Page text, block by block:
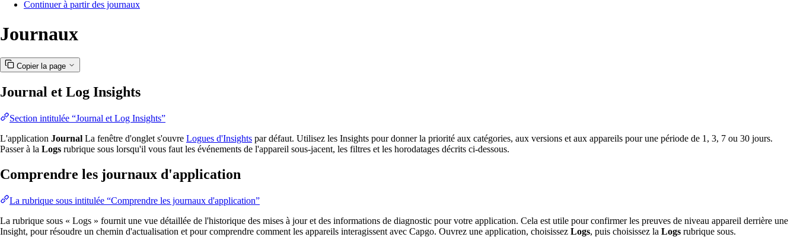
Continuer à partir des journaux
Journaux
Copier la page
Journal et Log Insights
Section intitulée “Journal et Log Insights”
L'application Journal La fenêtre d'onglet s'ouvre Logues d'Insights par défaut. Utilisez les Insights pour donner la priorité aux catégories, aux versions et aux appareils pour une période de 1, 3, 7 ou 30 jours.
Passer à la Logs rubrique sous lorsqu'il vous faut les événements de l'appareil sous-jacent, les filtres et les horodatages décrits ci-dessous.
Comprendre les journaux d'application
La rubrique sous intitulée “Comprendre les journaux d'application”
La rubrique sous « Logs » fournit une vue détaillée de l'historique des mises à jour et des informations de diagnostic pour votre application. Cela est utile pour confirmer les preuves de niveau appareil derrière une
Insight, pour résoudre un chemin d'actualisation et pour comprendre comment les appareils interagissent avec Capgo. Ouvrez une application, choisissez Logs, puis choisissez la Logs rubrique sous.